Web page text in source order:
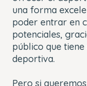
una forma
poder entrar en
potenciales,
público que
deportiva.
Pero si